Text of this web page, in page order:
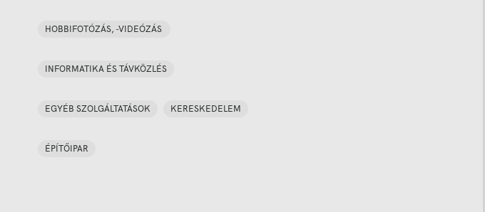
HOBBIFOTÓZÁS, -VIDEÓZÁS
INFORMATIKA ÉS TÁVKÖZLÉS
EGYÉB SZOLGÁLTATÁSOK KERESKEDELEM
ÉPÍTŐIPAR